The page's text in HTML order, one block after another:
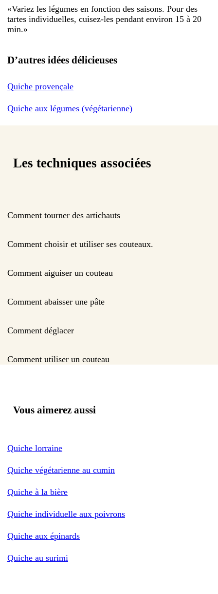
«Variez les légumes en fonction des saisons. Pour des
tartes individuelles, cuisez-les pendant environ 15 à 20
min.»
D’autres idées délicieuses
Quiche provençale
Quiche aux légumes (végétarienne)
Les techniques associées
Comment tourner des artichauts
Comment choisir et utiliser ses couteaux.
Comment aiguiser un couteau
Comment abaisser une pâte
Comment déglacer
Comment utiliser un couteau
Vous aimerez aussi
Quiche lorraine
Quiche végétarienne au cumin
Quiche à la bière
Quiche individuelle aux poivrons
Quiche aux épinards
Quiche au surimi